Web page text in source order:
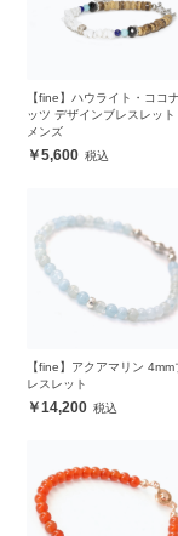
【fine】ハウライト・ココナ
ッツ デザインブレスレット
メンズ
5,600
【fine】アクアマリン 4mm
レスレット
14,200